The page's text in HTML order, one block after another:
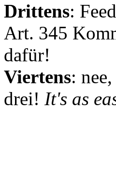
Drittens:
Art. 345
dafür!
Viertens:
drei! It's as